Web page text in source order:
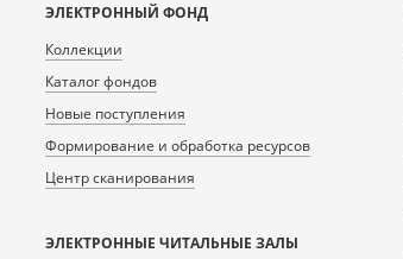
ЭЛЕКТРОННЫЙ ФОНД
Коллекции
Каталог фондов
Новые поступления
Формирование и обработка ресурсов
Центр сканирования
ЭЛЕКТРОННЫЕ ЧИТАЛЬНЫЕ ЗАЛЫ